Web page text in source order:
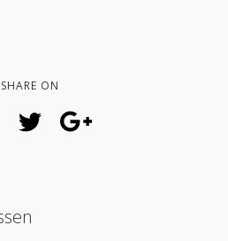
SHARE ON